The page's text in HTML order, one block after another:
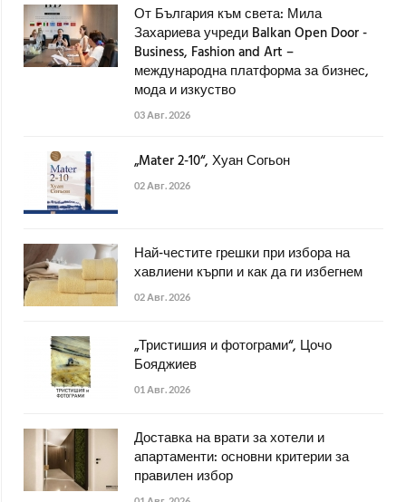
От България към света: Мила
Захариева учреди Balkan Open Door -
Business, Fashion and Art –
международна платформа за бизнес,
мода и изкуство
03 Авг. 2026
„Mater 2-10“, Хуан Согьон
02 Авг. 2026
Най-честите грешки при избора на
хавлиени кърпи и как да ги избегнем
02 Авг. 2026
„Тристишия и фотограми“, Цочо
Бояджиев
01 Авг. 2026
Доставка на врати за хотели и
апартаменти: основни критерии за
правилен избор